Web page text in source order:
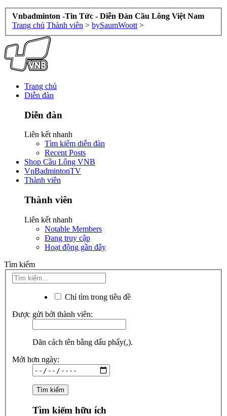
Vnbadminton -Tin Tức - Diễn Đàn Cầu Lông Việt Nam
Trang chủ Thành viên > bySaumWoott >
Trang chủ
Diễn đàn
Diễn đàn
Liên kết nhanh
Tìm kiếm diễn đàn
Recent Posts
Shop Cầu Lông VNB
VnBadmintonTV
Thành viên
Thành viên
Liên kết nhanh
Notable Members
Đang truy cập
Hoạt động gần đây
Tìm kiếm
Chỉ tìm trong tiêu đề
Được gửi bởi thành viên:
Dãn cách tên bằng dấu phẩy(,).
Mới hơn ngày:
Tìm kiếm hữu ích